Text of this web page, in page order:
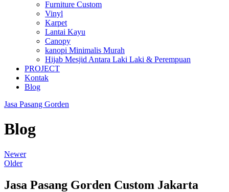
Furniture Custom
Vinyl
Karpet
Lantai Kayu
Canopy
kanopi Minimalis Murah
Hijab Mesjid Antara Laki Laki & Perempuan
PROJECT
Kontak
Blog
Jasa Pasang Gorden
Blog
Newer
Older
Jasa Pasang Gorden Custom Jakarta